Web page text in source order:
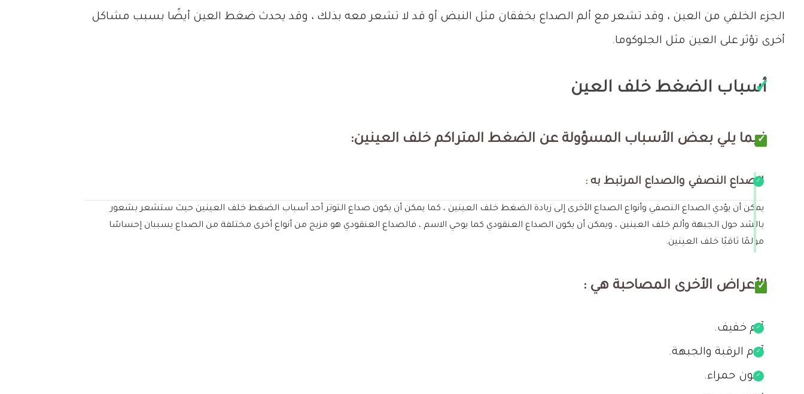
الجزء الخلفي من العين ، وقد تشعر مع ألم الصداع بخفقان مثل النبض أو قد لا تشعر معه بذلك ، وقد يحدث ضغط العين أيضًا بسبب مشاكل
أخرى تؤثر على العين مثل الجلوكوما.
أسباب الضغط خلف العين
فيما يلي بعض الأسباب المسؤولة عن الضغط المتراكم خلف العينين:
الصداع النصفي والصداع المرتبط به :
يمكن أن يؤدي الصداع النصفي وأنواع الصداع الأخرى إلى زيادة الضغط خلف العينين ، كما يمكن أن يكون صداع التوتر أحد أسباب الضغط خلف العينين حيث ستشعر بشعور
بالشد حول الجبهة وألم خلف العينين ، ويمكن أن يكون الصداع العنقودي كما يوحي الاسم ، فالصداع العنقودي هو مزيج من أنواع أخرى مختلفة من الصداع يسببان إحساسًا
مؤلمًا ثاقبًا خلف العينين.
الأعراض الأخرى المصاحبة هي :
آلم خفيف.
آلام الرقبة والجبهة.
عيون حمراء.